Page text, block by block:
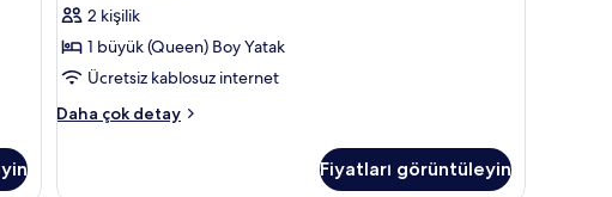
tüm
fotoğrafları
görün
2 kişilik
1 büyük (Queen) Boy Yatak
Ücretsiz kablosuz internet
Daha çok detay
Superior
Fiyatları görüntüleyin